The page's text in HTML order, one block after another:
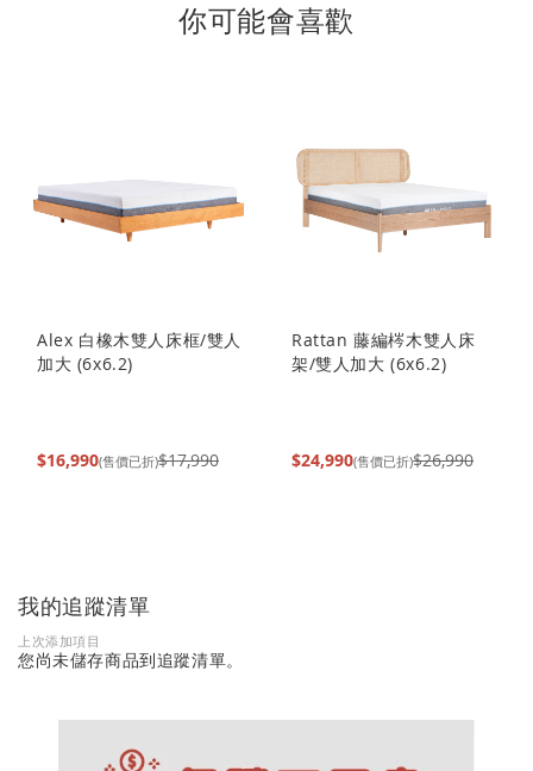
你可能會喜歡
Alex 白橡木雙人床框/雙人
加大 (6x6.2)
$16,990(售價已折)$17,990
Rattan 藤編梣木雙人床
架/雙人加大 (6x6.2)
$24,990(售價已折)$26,990
我的追蹤清單
上次添加項目
您尚未儲存商品到追蹤清單。